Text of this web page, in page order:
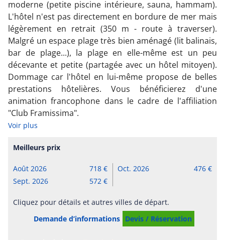
moderne (petite piscine intérieure, sauna, hammam).
L'hôtel n'est pas directement en bordure de mer mais
légèrement en retrait (350 m - route à traverser).
Malgré un espace plage très bien aménagé (lit balinais,
bar de plage...), la plage en elle-même est un peu
décevante et petite (partagée avec un hôtel mitoyen).
Dommage car l'hôtel en lui-même propose de belles
prestations hôtelières. Vous bénéficierez d'une
animation francophone dans le cadre de l'affiliation
"Club Framissima".
Voir plus
Demande d’informations Devis / Réservation
Meilleurs prix
Août 2026
718
Sept. 2026
572
Oct. 2026 476
Cliquez pour détails et autres villes de départ.